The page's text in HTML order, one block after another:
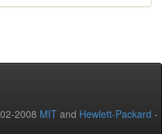
2008 MIT and Hewlett-Packard -